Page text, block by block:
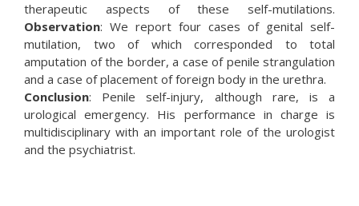
therapeutic aspects of these self-mutilations.
Observation: We report four cases of genital self-
mutilation, two of which corresponded to total
amputation of the border, a case of penile strangulation
and a case of placement of foreign body in the urethra.
Conclusion: Penile self-injury, although rare, is a
urological emergency. His performance in charge is
multidisciplinary with an important role of the urologist
and the psychiatrist.